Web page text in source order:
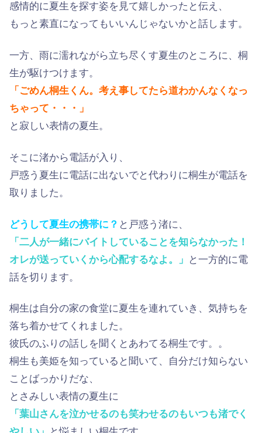
感情的に夏生を探す姿を見て嬉しかったと伝え、
もっと素直になってもいいんじゃないかと話します。
一方、雨に濡れながら立ち尽くす夏生のところに、桐
生が駆けつけます。
「ごめん桐生くん。考え事してたら道わかんなくなっ
ちゃって・・・」
と寂しい表情の夏生。
そこに渚から電話が入り、
戸惑う夏生に電話に出ないでと代わりに桐生が電話を
取りました。
どうして夏生の携帯に？ と戸惑う渚に、
「二人が一緒にバイトしていることを知らなかった！
オレが送っていくから心配するなよ。」
と一方的に電
話を切ります。
桐生は自分の家の食堂に夏生を連れていき、気持ちを
落ち着かせてくれました。
彼氏のふりの話しを聞くとあわてる桐生です。。
桐生も美姫を知っていると聞いて、自分だけ知らない
ことばっかりだな、
とさみしい表情の夏生に
「葉山さんを泣かせるのも笑わせるのもいつも渚でく